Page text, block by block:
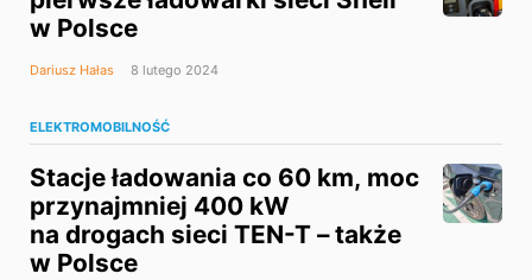
w Polsce
Dariusz Hałas 8 lutego 2024
ELEKTROMOBILNOŚĆ
Stacje ładowania co 60 km, moc
przynajmniej 400 kW
na drogach sieci TEN-T – także
w Polsce